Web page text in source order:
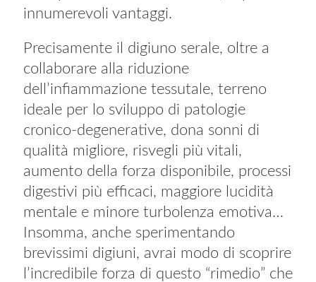
innumerevoli vantaggi.
Precisamente il digiuno serale, oltre a
collaborare alla riduzione
dell’infiammazione tessutale, terreno
ideale per lo sviluppo di patologie
cronico-degenerative, dona sonni di
qualità migliore, risvegli più vitali,
aumento della forza disponibile, processi
digestivi più efficaci, maggiore lucidità
mentale e minore turbolenza emotiva…
Insomma, anche sperimentando
brevissimi digiuni, avrai modo di scoprire
l’incredibile forza di questo “rimedio” che